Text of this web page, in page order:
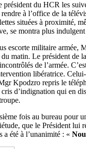
du HCR les
à l’office de la
situées à proximité,
se montra plus
escorte militaire
matin. Le président
de l’armée.
libératrice.
Kpodzro repris le
d’indignation qui en
fois au bureau pour
que le Président lui
a été à l’unanimité : «